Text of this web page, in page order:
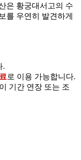
은 황궁대서고의 수
를 우연히 발견하게
.
로 이용 가능합니다.
기간 연장 또는 조